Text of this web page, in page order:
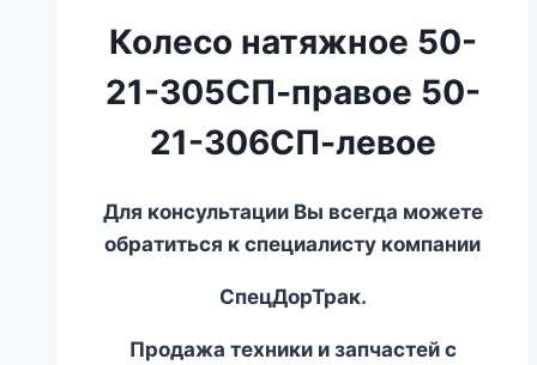
Колесо натяжное 50-
21-305СП-правое 50-
21-306СП-левое
Для консультации Вы всегда можете
обратиться к специалисту компании
СпецДорТрак.
Продажа техники и запчастей с